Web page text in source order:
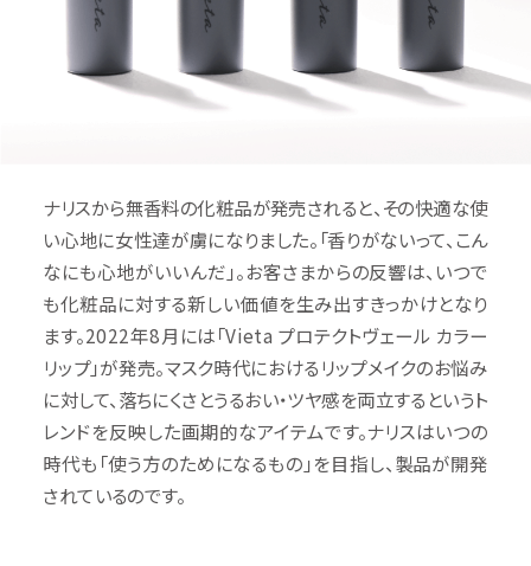
ナリスから無香料の化粧品が発売されると、その快適な使
い心地に女性達が虜になりました。「香りがないって、こん
なにも心地がいいんだ」。お客さまからの反響は、いつで
も化粧品に対する新しい価値を生み出すきっかけとなり
ます。2022年8月には「Vieta プロテクトヴェール カラー
リップ」が発売。マスク時代におけるリップメイクのお悩み
に対して、落ちにくさとうるおい・ツヤ感を両立するというト
レンドを反映した画期的なアイテムです。ナリスはいつの
時代も「使う方のためになるもの」を目指し、製品が開発
されているのです。